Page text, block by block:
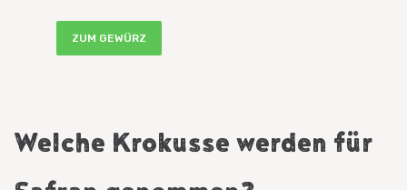
ZUM GEWÜRZ
Welche Krokusse werden für